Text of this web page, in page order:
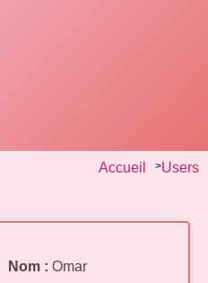
Accueil >Users
Nom : Omar